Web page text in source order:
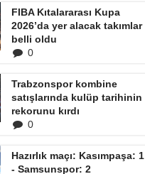
FIBA Kıtalararası Kupa
2026’da yer alacak takımlar
belli oldu
0
Trabzonspor kombine
satışlarında kulüp tarihinin
rekorunu kırdı
0
Hazırlık maçı: Kasımpaşa: 1
- Samsunspor: 2